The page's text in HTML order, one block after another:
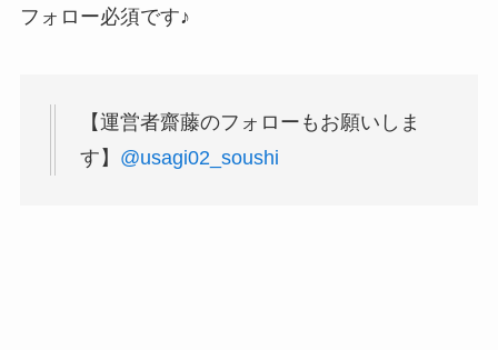
フォロー必須です♪
【運営者齋藤のフォローもお願いしま
す】 @usagi02_soushi